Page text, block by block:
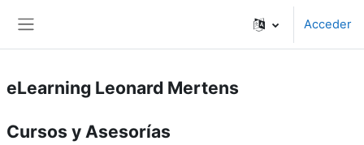
Acceder
eLearning Leonard Mertens
Cursos y Asesorías